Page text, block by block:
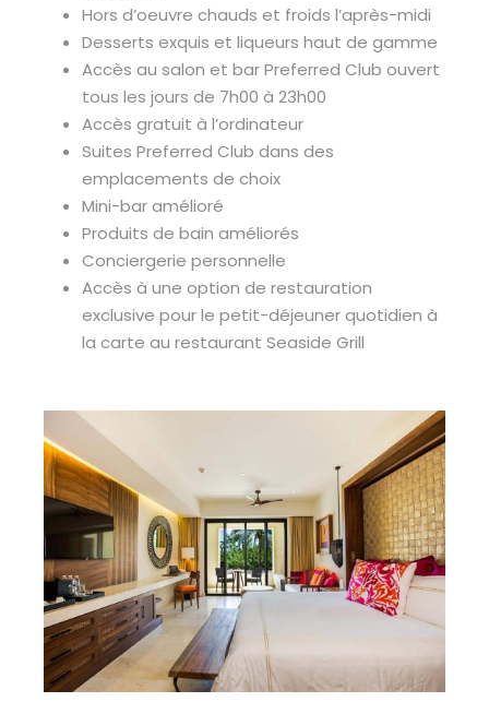
Hors d’oeuvre chauds et froids l’après-midi
Desserts exquis et liqueurs haut de gamme
Accès au salon et bar Preferred Club ouvert
tous les jours de 7h00 à 23h00
Accès gratuit à l’ordinateur
Suites Preferred Club dans des
emplacements de choix
Mini-bar amélioré
Produits de bain améliorés
Conciergerie personnelle
Accès à une option de restauration
exclusive pour le petit-déjeuner quotidien à
la carte au restaurant Seaside Grill